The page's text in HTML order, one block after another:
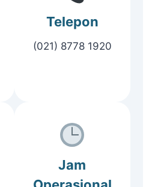
Telepon
(021) 8778 1920
Jam